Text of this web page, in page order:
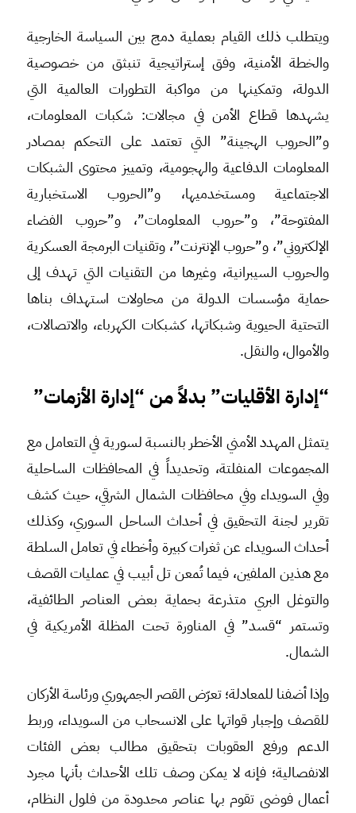
ويتطلب ذلك القيام بعملية دمج بين السياسة الخارجية
والخطة الأمنية، وفق إستراتيجية تنبثق من خصوصية
الدولة، وتمكينها من مواكبة التطورات العالمية التي
يشهدها قطاع الأمن في مجالات: شكبات المعلومات،
و”الحروب الهجينة” التي تعتمد على التحكم بمصادر
المعلومات الدفاعية والهجومية، وتمييز محتوى الشبكات
الاجتماعية ومستخدميها، و”الحروب الاستخبارية
المفتوحة”، و”حروب المعلومات”، و”حروب الفضاء
الإلكتروني”، و”حروب الإنترنت”، وتقنيات البرمجة العسكرية
والحروب السيبرانية، وغيرها من التقنيات التي تهدف إلى
حماية مؤسسات الدولة من محاولات استهداف بناها
التحتية الحيوية وشبكاتها، كشبكات الكهرباء، والاتصالات،
والأموال، والنقل.
“إدارة الأقليات” بدلاً من “إدارة الأزمات”
يتمثل المهدد الأمني الأخطر بالنسبة لسورية في التعامل مع
المجموعات المنفلتة، وتحديداً في المحافظات الساحلية
وفي السويداء وفي محافظات الشمال الشرقي، حيث كشف
تقرير لجنة التحقيق في أحداث الساحل السوري، وكذلك
أحداث السويداء عن ثغرات كبيرة وأخطاء في تعامل السلطة
مع هذين الملفين، فيما تُمعن تل أبيب في عمليات القصف
والتوغل البري متذرعة بحماية بعض العناصر الطائفية،
وتستمر “قسد” في المناورة تحت المظلة الأمريكية في
الشمال.
وإذا أضفنا للمعادلة؛ تعرّض القصر الجمهوري ورئاسة الأركان
للقصف وإجبار قواتها على الانسحاب من السويداء، وربط
الدعم ورفع العقوبات بتحقيق مطالب بعض الفئات
الانفصالية؛ فإنه لا يمكن وصف تلك الأحداث بأنها مجرد
أعمال فوضى تقوم بها عناصر محدودة من فلول النظام،